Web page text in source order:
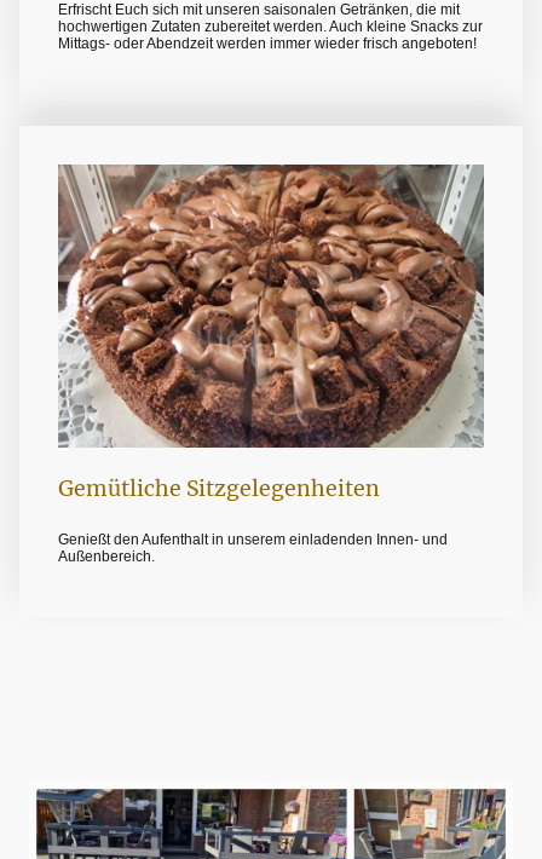
Erfrischt Euch sich mit unseren saisonalen Getränken, die mit
hochwertigen Zutaten zubereitet werden. Auch kleine Snacks zur
Mittags- oder Abendzeit werden immer wieder frisch angeboten!
Gemütliche Sitzgelegenheiten
Genießt den Aufenthalt in unserem einladenden Innen- und
Außenbereich.